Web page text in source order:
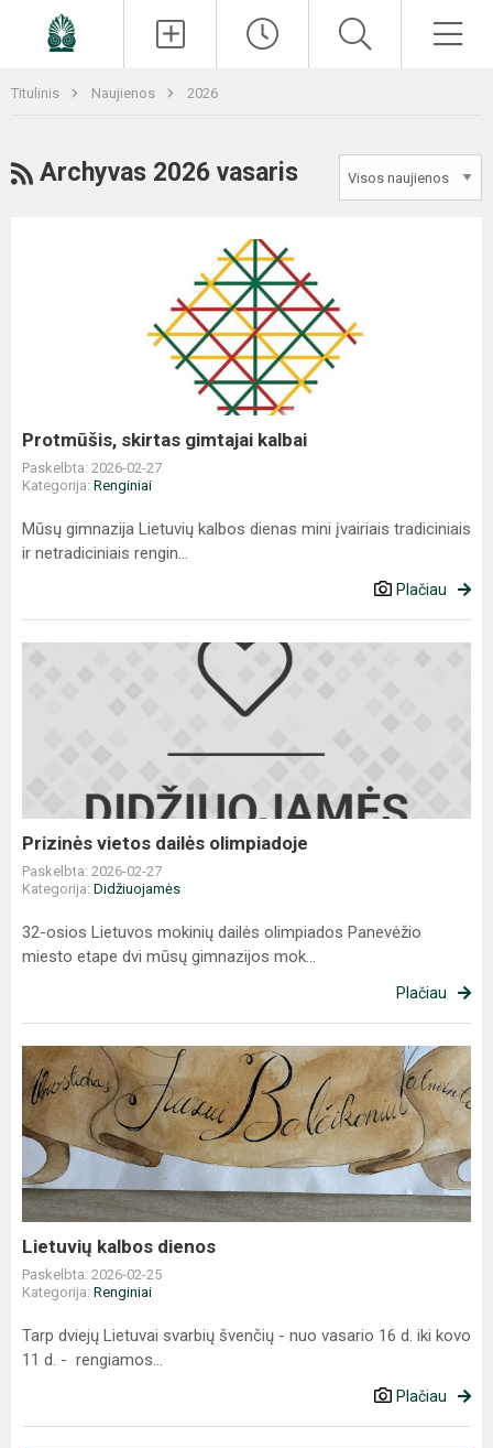
Titulinis Naujienos 2026
RSS
Archyvas 2026 vasaris
Protmūšis, skirtas gimtajai kalbai
Paskelbta: 2026-02-27
Kategorija: Renginiai
Mūsų gimnazija Lietuvių kalbos dienas mini įvairiais tradiciniais
ir netradiciniais rengin...
Plačiau
Prizinės
Prizinės vietos dailės olimpiadoje
Paskelbta: 2026-02-27
Kategorija: Didžiuojamės
32-osios Lietuvos mokinių dailės olimpiados Panevėžio
miesto etape dvi mūsų gimnazijos mok...
Plačiau
Lietuvių
kalbos
dienos
Lietuvių kalbos dienos
Paskelbta: 2026-02-25
Kategorija: Renginiai
Tarp dviejų Lietuvai svarbių švenčių - nuo vasario 16 d. iki kovo
11 d. - rengiamos...
Plačiau